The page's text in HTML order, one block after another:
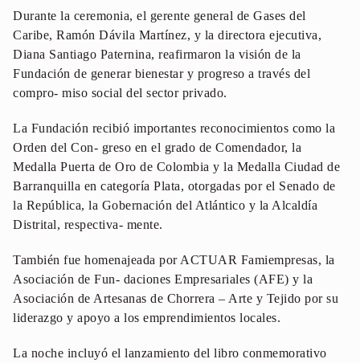
Durante la ceremonia, el gerente general de Gases del
Caribe, Ramón Dávila Martínez, y la directora ejecutiva,
Diana Santiago Paternina, reafirmaron la visión de la
Fundación de generar bienestar y progreso a través del
compro- miso social del sector privado.
La Fundación recibió importantes reconocimientos como la
Orden del Con- greso en el grado de Comendador, la
Medalla Puerta de Oro de Colombia y la Medalla Ciudad de
Barranquilla en categoría Plata, otorgadas por el Senado de
la República, la Gobernación del Atlántico y la Alcaldía
Distrital, respectiva- mente.
También fue homenajeada por ACTUAR Famiempresas, la
Asociación de Fun- daciones Empresariales (AFE) y la
Asociación de Artesanas de Chorrera – Arte y Tejido por su
liderazgo y apoyo a los emprendimientos locales.
La noche incluyó el lanzamiento del libro conmemorativo